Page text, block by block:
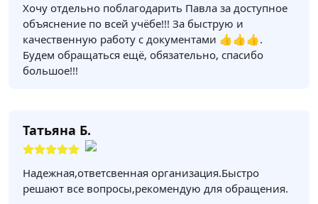
Хочу отдельно поблагодарить Павла за доступное
объяснение по всей учёбе!!! За быструю и
качественную работу с документами 👍👍👍.
Будем обращаться ещё, обязательно, спасибо
большое!!!
Татьяна Б.
Надежная,ответсвенная организация.Быстро
решают все вопросы,рекомендую для обращения.